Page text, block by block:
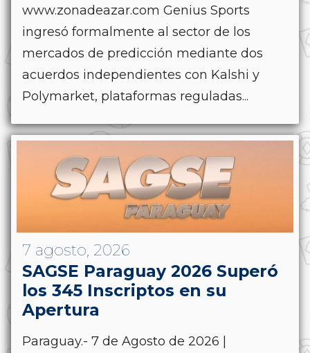
www.zonadeazar.com Genius Sports
ingresó formalmente al sector de los
mercados de predicción mediante dos
acuerdos independientes con Kalshi y
Polymarket, plataformas reguladas...
7 agosto, 2026
SAGSE Paraguay 2026 Superó
los 345 Inscriptos en su
Apertura
Paraguay.- 7 de Agosto de 2026 |